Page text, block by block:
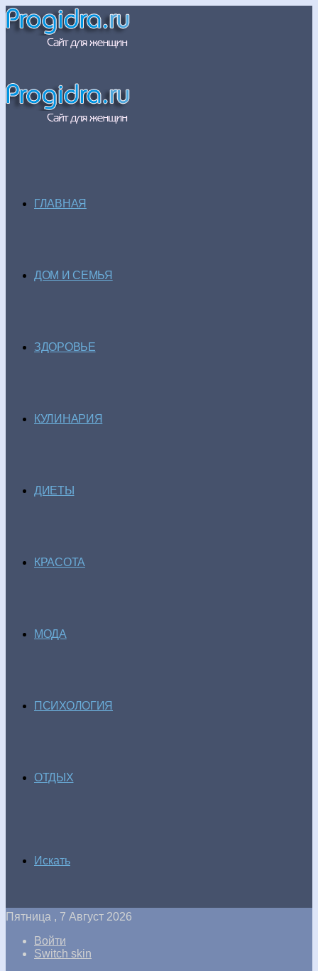
ГЛАВНАЯ
ДОМ И СЕМЬЯ
ЗДОРОВЬЕ
КУЛИНАРИЯ
ДИЕТЫ
КРАСОТА
МОДА
ПСИХОЛОГИЯ
ОТДЫХ
Искать
Пятница , 7 Август 2026
Войти
Switch skin